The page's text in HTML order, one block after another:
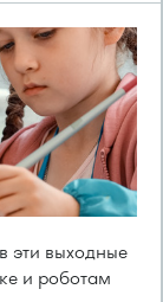
эти выходные
и роботам